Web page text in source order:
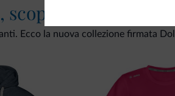
scopri la nuova
Ecco la nuova collezione firmata